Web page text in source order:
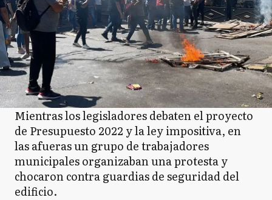
Mientras los legisladores debaten el proyecto
de Presupuesto 2022 y la ley impositiva, en
las afueras un grupo de trabajadores
municipales organizaban una protesta y
chocaron contra guardias de seguridad del
edificio.